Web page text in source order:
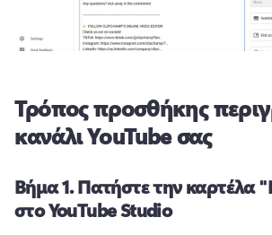
Τρόπος προσθήκης
κανάλι YouTube σας
Βήμα 1.Πατήστε την καρτέλα
στο YouTube Studio